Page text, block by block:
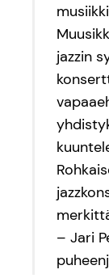
jazzin
– Jari